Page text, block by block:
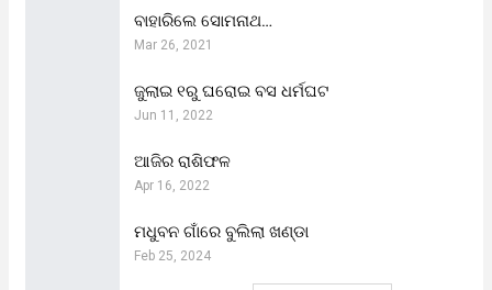
ବାହାରିଲେ ସୋମନାଥ…
Mar 26, 2021
ଜୁଲାଇ ୧ରୁ ଘରୋଇ ବସ ଧର୍ମଘଟ
Jun 11, 2022
ଆଜିର ରାଶିଫଳ
Apr 16, 2022
ମଧୁବନ ଗାଁରେ ବୁଲିଲା ଖଣ୍ଡା
Feb 25, 2024